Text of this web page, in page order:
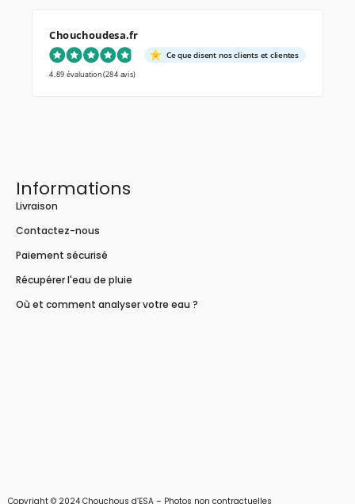
Chouchoudesa.fr
Ce que disent nos clients et clientes
4.89 évaluation(284 avis)
Informations
Livraison
Contactez-nous
Paiement sécurisé
Récupérer l'eau de pluie
Où et comment analyser votre eau ?
Copyright © 2024 Chouchous d’ESA – Photos non contractuelles